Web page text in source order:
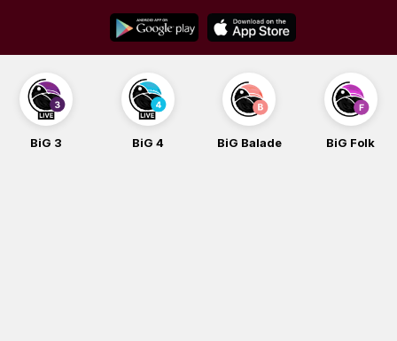
content
BiG 3 BiG 4 BiG Balade BiG Folk